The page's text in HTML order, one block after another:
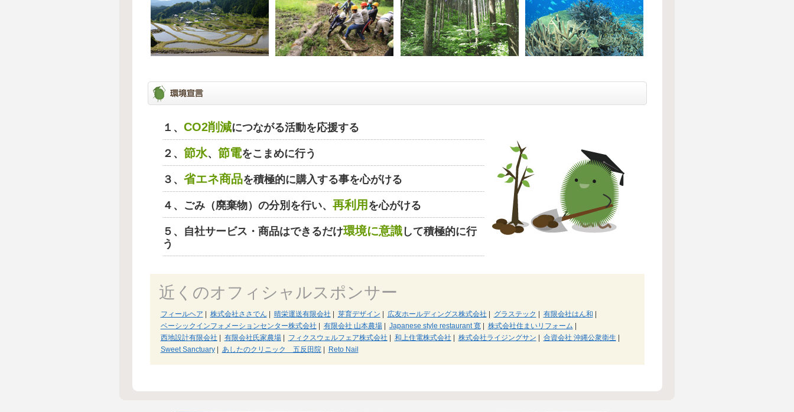
１、 CO2削減につながる活動を応援する
２、 節水、 節電をこまめに行う
３、 省エネ商品を積極的に購入する事を心がける
４、ごみ（廃棄物）の分別を行い、 再利用 を心がける
５、自社サービス・商品はできるだけ環境に意識して積極的に行
う
近くのオフィシャルスポンサー
フィールヘア 株式会社ささでん 晴栄運送有限会社 芽育デザイン 広友ホールディングス株式会社 グラステック 有限会社はん和
ベーシックインフォメーションセンター株式会社
有限会社 山本農場| Japanese style restaurant 寛| 株式会社住まいリフォーム
西地設計有限会社
有限会社氏家農場| フィクスウェルフェア株式会社 和上住電株式会社 株式会社ライジングサン 合資会社 沖縄公衆衛生
Sweet Sanctuary| あしたのクリニック 五反田院| Reto Nail